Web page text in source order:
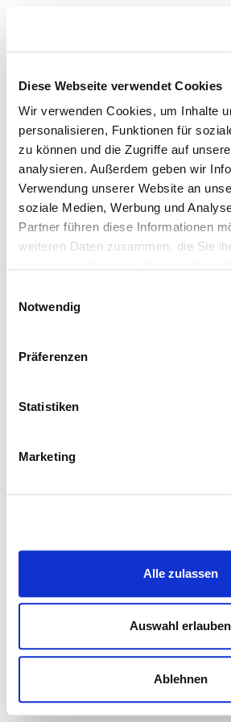
Diese Webseite verwendet Cookies
Wir verwenden Cookies, um Inhalte
personalisieren, Funktionen für
zu können und die Zugriffe auf
analysieren. Außerdem geben wir
Verwendung unserer Website an
soziale Medien, Werbung und
Partner führen diese Informationen
weiteren Daten zusammen, die Sie
Notwendig
Präferenzen
Statistiken
Marketing
Alle zulassen
Auswahl erlauben
Ablehnen